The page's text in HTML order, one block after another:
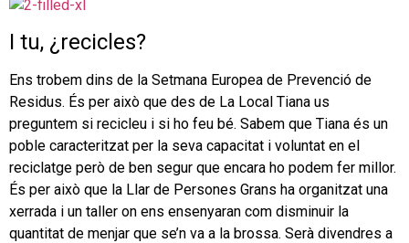
I tu, ¿recicles?
Ens trobem dins de la Setmana Europea de Prevenció de
Residus. És per això que des de La Local Tiana us
preguntem si recicleu i si ho feu bé. Sabem que Tiana és un
poble caracteritzat per la seva capacitat i voluntat en el
reciclatge però de ben segur que encara ho podem fer millor.
És per això que la Llar de Persones Grans ha organitzat una
xerrada i un taller on ens ensenyaran com disminuir la
quantitat de menjar que se’n va a la brossa. Serà divendres a